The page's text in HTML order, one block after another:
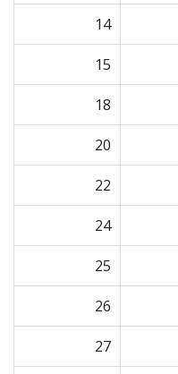
14
15
18
20
22
24
25
26
27